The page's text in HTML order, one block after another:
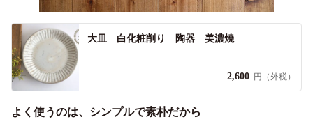
大皿 白化粧削り 陶器 美濃焼
2,600 円（外税）
よく使うのは、シンプルで素朴だから